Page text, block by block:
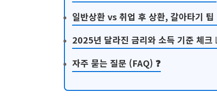
일반상환 vs 취업 후 상환, 갈아타기 팁
2025년 달라진 금리와 소득 기준 체크
자주 묻는 질문 (FAQ) ❓